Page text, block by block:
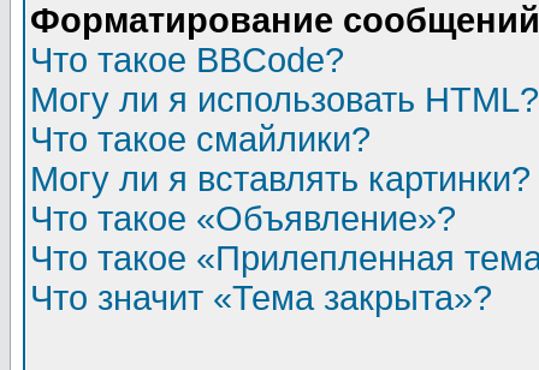
Форматирование
Что такое BBCode?
Могу ли я использовать HTML?
Что такое смайлики?
Могу ли я вставлять картинки?
Что такое «Объявление»?
Что такое «Прилепленная
Что значит «Тема закрыта»?